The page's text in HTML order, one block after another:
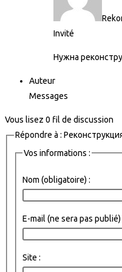
Invité
Нужна
Auteur
Messages
Vous lisez 0 fil de discussion
Répondre à :
Vos informations :
Nom (obligatoire) :
E-mail (ne sera pas
Site :